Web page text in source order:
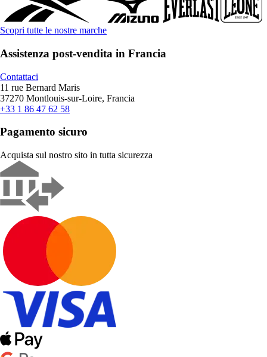
Scopri tutte le nostre marche
Assistenza post-vendita in Francia
Contattaci
11 rue Bernard Maris
37270 Montlouis-sur-Loire, Francia
+33 1 86 47 62 58
Pagamento sicuro
Acquista sul nostro sito in tutta sicurezza